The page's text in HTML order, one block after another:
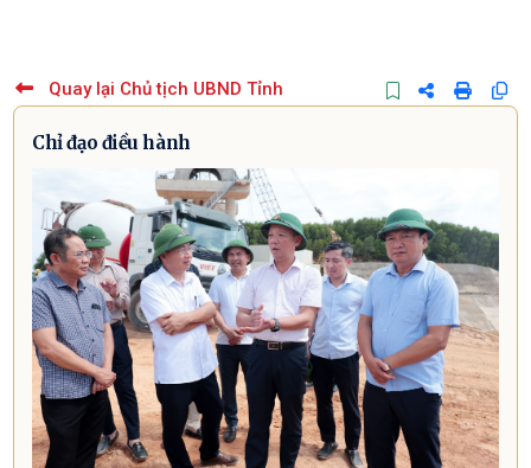
Quay lại Chủ tịch UBND Tỉnh
Chỉ đạo điều hành